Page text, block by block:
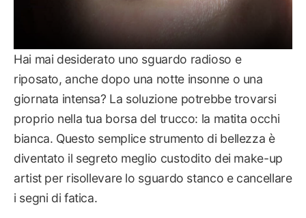
Hai mai desiderato uno sguardo radioso e
riposato, anche dopo una notte insonne o una
giornata intensa? La soluzione potrebbe trovarsi
proprio nella tua borsa del trucco: la matita occhi
bianca. Questo semplice strumento di bellezza è
diventato il segreto meglio custodito dei make-up
artist per risollevare lo sguardo stanco e cancellare
i segni di fatica.